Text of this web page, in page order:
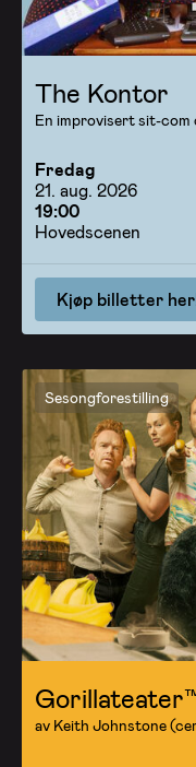
The Kontor
En improvisert sit-
Fredag
21. aug. 2026
19:00
Hovedscenen
Kjøp billetter
Sesongforestilling
av Keith Johnstone